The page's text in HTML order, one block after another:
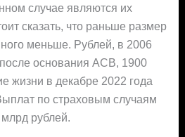
случае являются их
сказать, что раньше размер
меньше. Рублей, в 2006
после основания АСВ, 1900
жизни в декабре 2022 года
по страховым случаям
рублей.